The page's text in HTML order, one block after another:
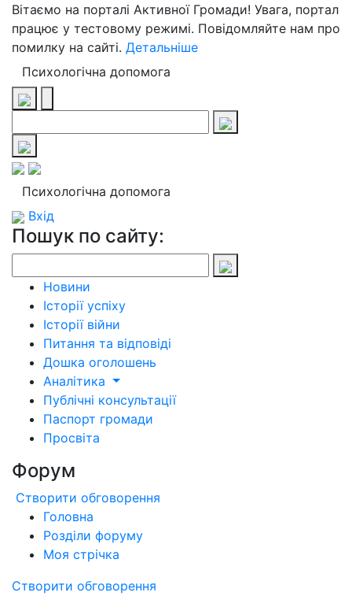
Вітаємо на порталі Активної Громади! Увага, портал
працює у тестовому режимі. Повідомляйте нам про
помилку на сайті. Детальніше
Психологічна допомога
Психологічна допомога
Вхід
Пошук по сайту:
Новини
Історії успіху
Історії війни
Питання та відповіді
Дошка оголошень
Аналітика
Публічні консультації
Паспорт громади
Просвіта
Форум
Створити обговорення
Головна
Розділи форуму
Моя стрічка
Створити обговорення